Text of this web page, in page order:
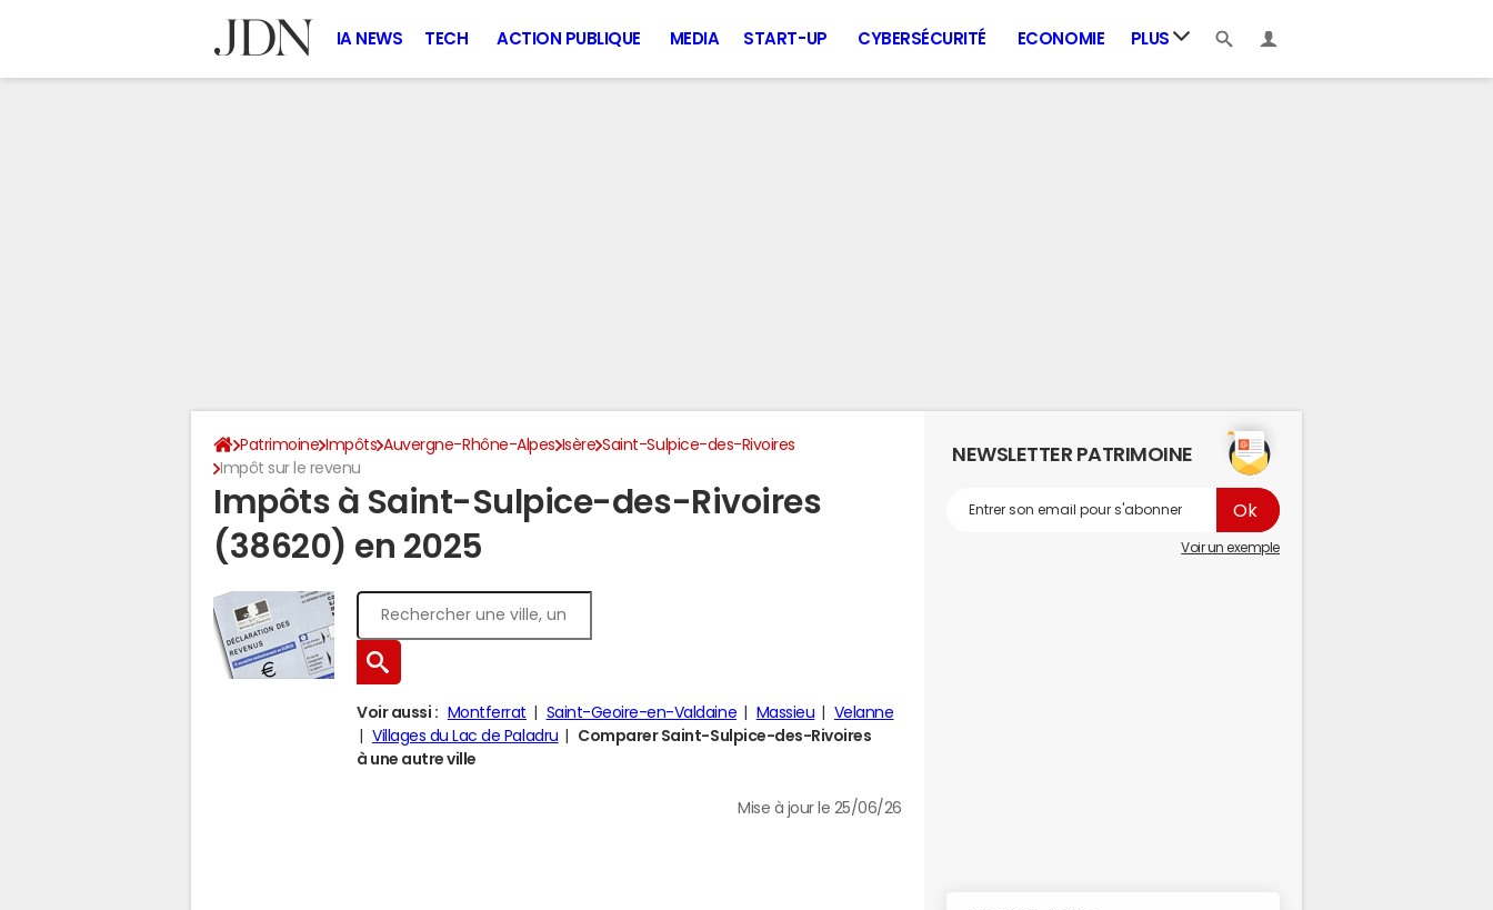
IA NEWS TECH ACTION PUBLIQUE MEDIA START-UP CYBERSÉCURITÉ ECONOMIE PLUS
Patrimoine Impôts Auvergne-Rhône-Alpes Isère Saint-Sulpice-des-Rivoires
Impôt sur le revenu
Impôts à Saint-Sulpice-des-Rivoires
(38620) en 2025
Voir aussi : Montferrat Saint-Geoire-en-Valdaine Massieu
Velanne
Villages du Lac de Paladru
Comparer Saint-Sulpice-des-Rivoires
à une autre ville
Mise à jour le 25/06/26
NEWSLETTER PATRIMOINE
Voir un exemple